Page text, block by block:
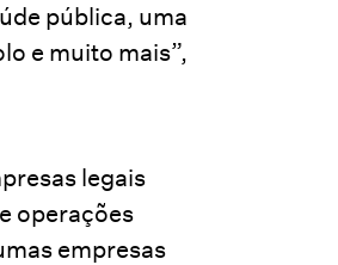
pública, uma
e muito mais”,
legais
operações
empresas